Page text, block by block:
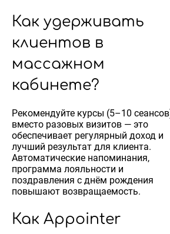
Как удерживать
клиентов в
массажном
кабинете?
Рекомендуйте курсы (5–10
вместо разовых визитов — это
обеспечивает регулярный доход и
лучший результат для клиента.
Автоматические напоминания,
программа лояльности и
поздравления с днём рождения
повышают возвращаемость.
Как Appointer